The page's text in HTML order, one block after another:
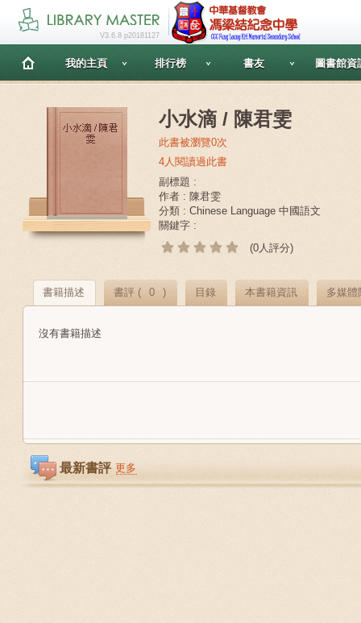
V3.6.8 p20181127
我的主頁 排行榜 書友 圖書館資
小水滴 / 陳君雯
此書被瀏覽0次
4人閱讀過此書
副標題 :
作者 : 陳君雯
分類 : Chinese Language 中國語文
關鍵字 :
(0人評分)
書籍描述 書評 ( 0 ) 目錄 本書籍資訊 多媒體
沒有書籍描述
最新書評 更多